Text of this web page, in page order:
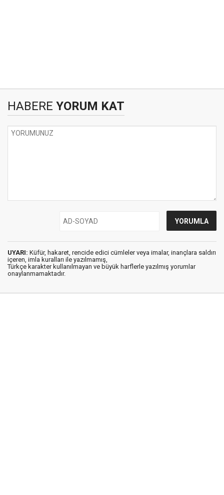
HABERE YORUM KAT
UYARI: Küfür, hakaret, rencide edici cümleler veya imalar, inançlara saldırı
içeren, imla kuralları ile yazılmamış,
Türkçe karakter kullanılmayan ve büyük harflerle yazılmış yorumlar
onaylanmamaktadır.